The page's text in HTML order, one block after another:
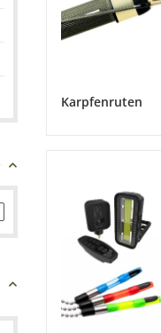
Karpfenruten